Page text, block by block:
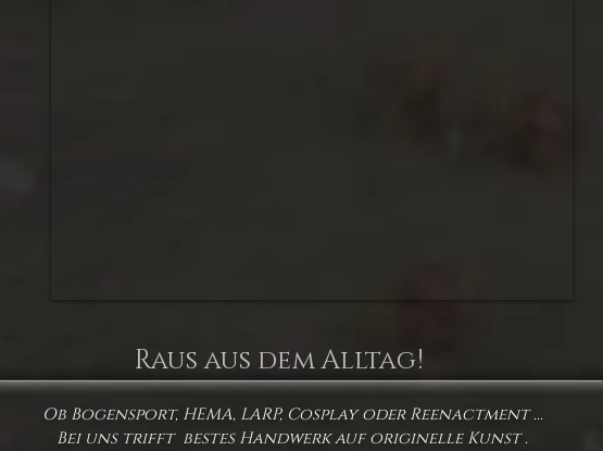
Raus aus dem Alltag!
Ob Bogensport, HEMA, LARP, Cosplay oder Reenactment ...
Bei uns trifft bestes Handwerk auf originelle Kunst .